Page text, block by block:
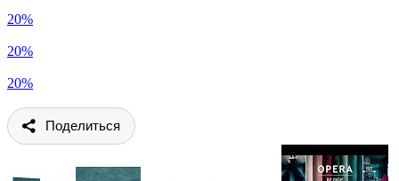
20%
20%
20%
Поделиться